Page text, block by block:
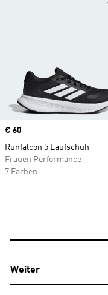
Price
€ 60
Runfalcon 5 Laufschuh
Frauen Performance
7 Farben
Weiter